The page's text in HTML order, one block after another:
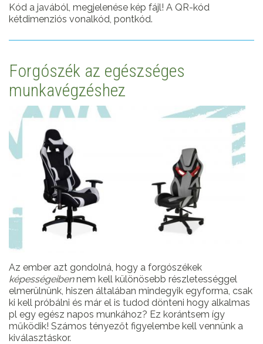
Kód a javából, megjelenése kép fájl! A QR-kód
kétdimenziós vonalkód, pontkód.
Forgószék az egészséges
munkavégzéshez
Az ember azt gondolná, hogy a forgószékek
képességeibennem kell különösebb részletességgel
elmerülnünk, hiszen általában mindegyik egyforma, csak
ki kell próbálni és már el is tudod dönteni hogy alkalmas
pl egy egész napos munkához? Ez korántsem így
működik! Számos tényezőt figyelembe kell vennünk a
kiválasztáskor.